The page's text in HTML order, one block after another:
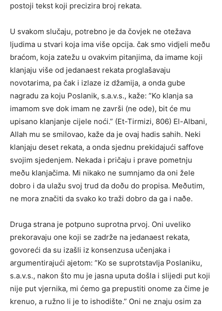
postoji tekst koji precizira broj rekata.
U svakom slučaju, potrebno je da čovjek ne otežava
ljudima u stvari koja ima više opcija. čak smo vidjeli meðu
braćom, koja zatežu u ovakvim pitanjima, da imame koji
klanjaju više od jedanaest rekata proglašavaju
novotarima, pa čak i izlaze iz džamija, a onda gube
nagradu za koju Poslanik, s.a.v.s., kaže: ”Ko klanja sa
imamom sve dok imam ne završi (ne ode), bit će mu
upisano klanjanje cijele noći.” (Et-Tirmizi, 806) El-Albani,
Allah mu se smilovao, kaže da je ovaj hadis sahih. Neki
klanjaju deset rekata, a onda sjednu prekidajući saffove
svojim sjedenjem. Nekada i pričaju i prave pometnju
meðu klanjačima. Mi nikako ne sumnjamo da oni žele
dobro i da ulažu svoj trud da doðu do propisa. Meðutim,
ne mora značiti da svako ko traži dobro da ga i naðe.
Druga strana je potpuno suprotna prvoj. Oni uveliko
prekoravaju one koji se zadrže na jedanaest rekata,
govoreći da su izašli iz konsenzusa učenjaka i
argumentirajući ajetom: ”Ko se suprotstavlja Poslaniku,
s.a.v.s., nakon što mu je jasna uputa došla i slijedi put koji
nije put vjernika, mi ćemo ga prepustiti onome za čime je
krenuo, a ružno li je to ishodište.” Oni ne znaju osim za